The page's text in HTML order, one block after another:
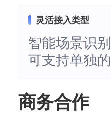
灵活接入类型
智能场景识
可支持单独
商务合作